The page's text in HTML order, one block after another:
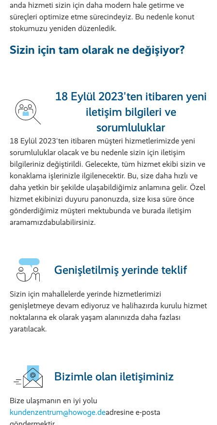
anda hizmeti sizin için daha modern hale getirme ve
süreçleri optimize etme sürecindeyiz. Bu nedenle konut
stokumuzu yeniden düzenledik.
Sizin için tam olarak ne değişiyor?
18 Eylül 2023'ten itibaren yeni
iletişim bilgileri ve
sorumluluklar
18 Eylül 2023'ten itibaren müşteri hizmetlerimizde yeni
sorumluluklar olacak ve bu nedenle sizin için iletişim
bilgileriniz değiştirildi. Gelecekte, tüm hizmet ekibi sizin ve
konaklama işlerinizle ilgilenecektir. Bu, size daha hızlı ve
daha yetkin bir şekilde ulaşabildiğimiz anlamına gelir. Özel
hizmet ekibinizi duyuru panonuzda, size kısa süre önce
gönderdiğimiz müşteri mektubunda ve burada iletişim
aramamızdabulabilirsiniz.
Genişletilmiş yerinde teklif
Sizin için mahallelerde yerinde hizmetlerimizi
genişletmeye devam ediyoruz ve halihazırda kurulu hizmet
noktalarına ek olarak yaşam alanınızda daha fazlası
yaratılacak.
Bizimle olan iletişiminiz
Bize ulaşmanın en iyi yolu
kundenzentrum@howoge.deadresine e-posta